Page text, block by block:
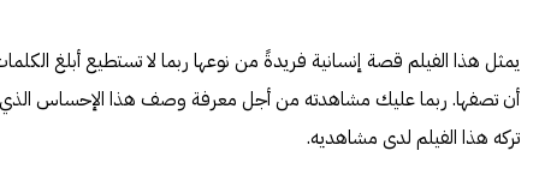
يمثل هذا الفيلم قصة إنسانية فريدةً من نوعها ربما لا تستطيع أبلغ
أن تصفها. ربما عليك مشاهدته من أجل معرفة وصف هذا الإحساس الذي
تركه هذا الفيلم لدى مشاهديه.